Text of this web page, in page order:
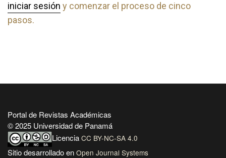
iniciar sesión y comenzar el proceso de cinco
pasos.
Portal de Revistas Académicas
© 2025 Universidad de Panamá
Licencia CC BY-NC-SA 4.0
Sitio desarrollado en Open Journal Systems